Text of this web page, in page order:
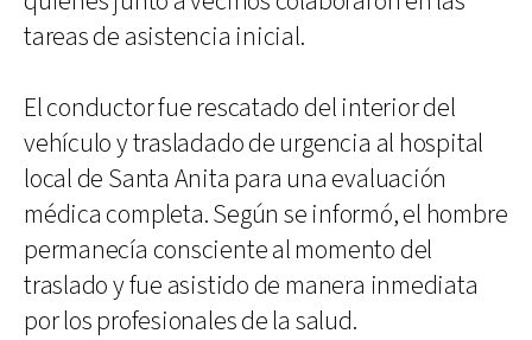
tareas de asistencia inicial.
El conductor fue rescatado del interior del
vehículo y trasladado de urgencia al hospital
local de Santa Anita para una evaluación
médica completa. Según se informó, el hombre
permanecía consciente al momento del
traslado y fue asistido de manera inmediata
por los profesionales de la salud.